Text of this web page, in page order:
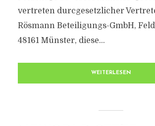
vertreten durcgesetzlicher
Rösmann Beteiligungs-GmbH,
48161 Münster, diese...
WEITERLESEN